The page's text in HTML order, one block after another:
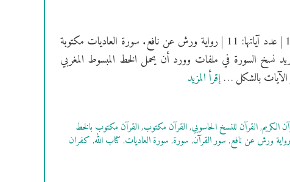
[سُورَةُ العاديات] فهرس السور | سورة العاديات مكية | ترتيبها: 100 | عدد آياتها: 11 | رواية ورش عن نافع. سورة العاديات مكتوبة
نسخ السورة في ملفات وورد أن يحمل الخط المبسوط المغربي
إقرأ المزيد
الكريم,القرآن للنسخ الحاسوبي,القرآن مكتوب,القرآن مكتوب بالخط
رواية ورش عن نافع,سور القرآن,سورة,سورة العاديات,كتاب الله,كفران